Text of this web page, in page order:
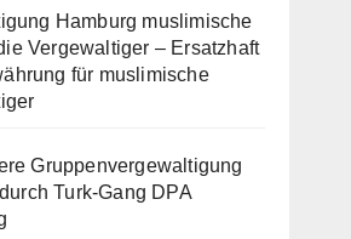
Hamburg muslimische
Vergewaltiger – Ersatzhaft
für muslimische
Gruppenvergewaltigung
Turk-Gang DPA